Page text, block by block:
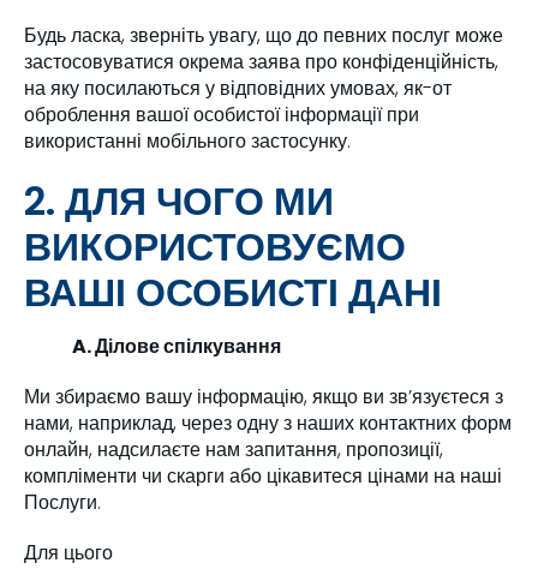
Будь ласка, зверніть увагу, що до певних послуг може
застосовуватися окрема заява про конфіденційність,
на яку посилаються у відповідних умовах, як-от
оброблення вашої особистої інформації при
використанні мобільного застосунку.
2. ДЛЯ ЧОГО МИ
ВИКОРИСТОВУЄМО
ВАШІ ОСОБИСТІ ДАНІ
A. Ділове спілкування
Ми збираємо вашу інформацію, якщо ви зв’язуєтеся з
нами, наприклад, через одну з наших контактних форм
онлайн, надсилаєте нам запитання, пропозиції,
компліменти чи скарги або цікавитеся цінами на наші
Послуги.
Для цього